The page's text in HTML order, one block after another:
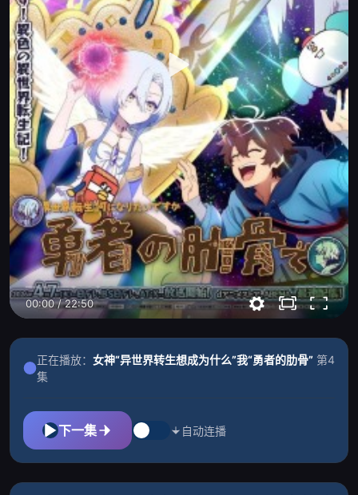
00:00/22:50
正在播放： 女神“异世界转生想成为什么”我“勇者的肋骨” 第4
集
下一集 自动连播